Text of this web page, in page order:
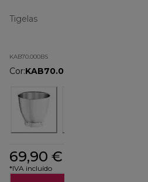
Tigelas
KAB70.000BS
Cor:KAB70.000BS
69,90 €
*IVA incluído